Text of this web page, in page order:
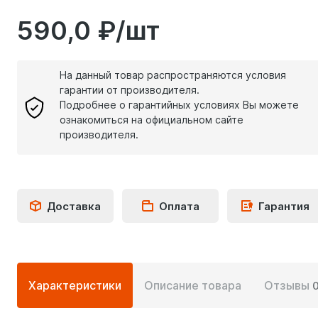
590,0 ₽/шт
На данный товар распространяются условия
гарантии от производителя.
Подробнее о гарантийных условиях Вы можете
ознакомиться на официальном сайте
производителя.
Доставка Оплата Гарантия
информация
Характеристики Описание товара Отзывы